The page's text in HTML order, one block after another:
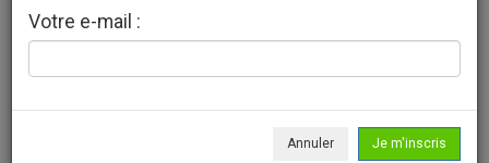
Votre e-mail :
Annuler Je m'inscris